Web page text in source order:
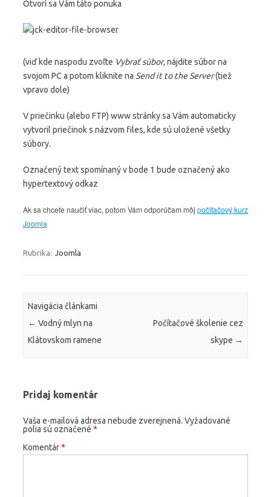
Otvorí sa Vám táto ponuka
(viď kde naspodu zvoľte Vybrať súbor, nájdite súbor na
svojom PC a potom kliknite na Send it to the Server(tiež
vpravo dole)
V priečinku (alebo FTP) www stránky sa Vám automaticky
vytvoril priečinok s názvom files, kde sú uložené všetky
súbory.
Označený text spomínaný v bode 1 bude označený ako
hypertextový odkaz
Ak sa chcete naučiť viac, potom Vám odporúčam môj počítačový kurz
Joomla
Rubrika: Joomla
Navigácia článkami
← Vodný mlyn na
Klátovskom ramene
Počítačové školenie cez
skype →
Pridaj komentár
Vaša e-mailová adresa nebude zverejnená. Vyžadované
polia sú označené *
Komentár*